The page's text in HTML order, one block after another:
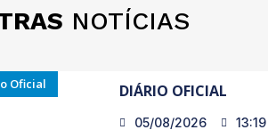
NOTÍCIAS
Oficial DIÁRIO OFICIAL
05/08/2026
13:19